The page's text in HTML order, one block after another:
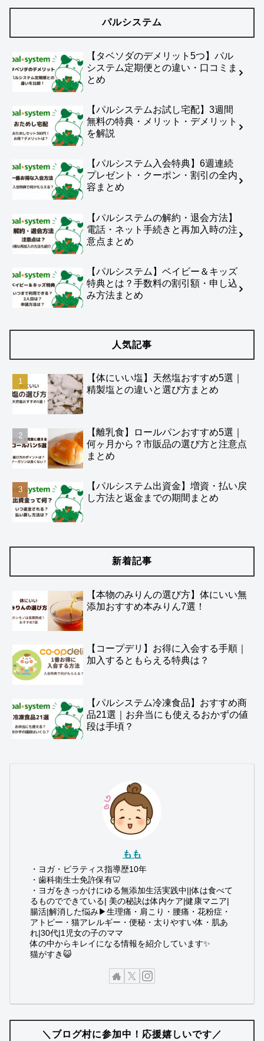
パルシステム
【タベソダのデメリット5つ】パル
システム定期便との違い・口コミま
とめ
【パルシステムお試し宅配】3週間
無料の特典・メリット・デメリット
を解説
【パルシステム入会特典】6週連続
プレゼント・クーポン・割引の全内
容まとめ
【パルシステムの解約・退会方法】
電話・ネット手続きと再加入時の注
意点まとめ
【パルシステム】ベイビー＆キッズ
特典とは？手数料の割引額・申し込
み方法まとめ
人気記事
【体にいい塩】天然塩おすすめ5選｜
精製塩との違いと選び方まとめ
【離乳食】ロールパンおすすめ5選｜
何ヶ月から？市販品の選び方と注意点
まとめ
【パルシステム出資金】増資・払い戻
し方法と返金までの期間まとめ
新着記事
【本物のみりんの選び方】体にいい無
添加おすすめ本みりん7選！
【コープデリ】お得に入会する手順｜
加入するともらえる特典は？
【パルシステム冷凍食品】おすすめ商
品21選｜お弁当にも使えるおかずの値
段は手頃？
もも
・ヨガ・ピラティス指導歴10年
・歯科衛生士免許保有🦷
・ヨガをきっかけにゆる無添加生活実践中||体は食べて
るものでできている| 美の秘訣は体内ケア|健康マニア|
腸活|解消した悩み▶︎生理痛・肩こり・腰痛・花粉症・
アトピー・猫アレルギー・便秘・太りやすい体・肌あ
れ|30代|1児女の子のママ
体の中からキレイになる情報を紹介しています✨
猫がすき😺
＼ブログ村に参加中！応援嬉しいです／